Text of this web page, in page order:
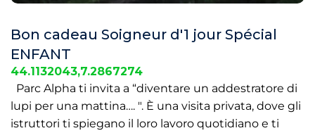
Bon cadeau Soigneur d'1 jour Spécial
ENFANT
44.1132043,7.2867274
Parc Alpha ti invita a “diventare un addestratore di
lupi per una mattina…. ". È una visita privata, dove gli
istruttori ti spiegano il loro lavoro quotidiano e ti